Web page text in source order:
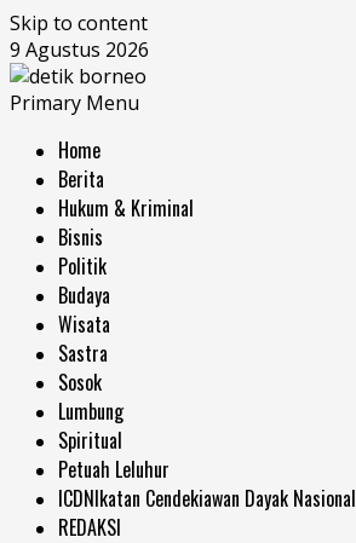
Skip to content
9 Agustus 2026
Primary Menu
Home
Berita
Hukum & Kriminal
Bisnis
Politik
Budaya
Wisata
Sastra
Sosok
Lumbung
Spiritual
Petuah Leluhur
ICDNIkatan Cendekiawan Dayak Nasional
REDAKSI